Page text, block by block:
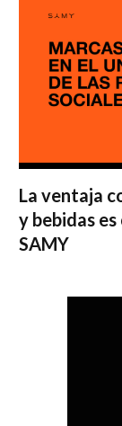
La ventaja
y bebidas
SAMY